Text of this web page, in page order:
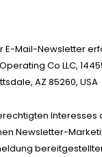
E-Mail-Newsletter
Co LLC,
AZ 85260, USA
Interesses
Newsletter-